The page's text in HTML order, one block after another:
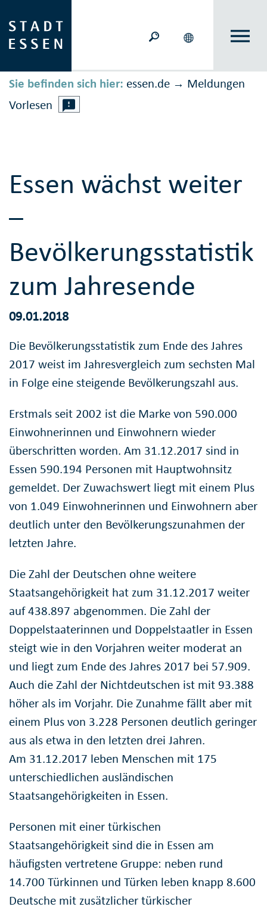
Sie befinden sich hier: essen.de → Meldungen
Vorlesen
Essen wächst weiter
–
Bevölkerungsstatistik
zum Jahresende
09.01.2018
Die Bevölkerungsstatistik zum Ende des Jahres
2017 weist im Jahresvergleich zum sechsten Mal
in Folge eine steigende Bevölkerungszahl aus.
Erstmals seit 2002 ist die Marke von 590.000
Einwohnerinnen und Einwohnern wieder
überschritten worden. Am 31.12.2017 sind in
Essen 590.194 Personen mit Hauptwohnsitz
gemeldet. Der Zuwachswert liegt mit einem Plus
von 1.049 Einwohnerinnen und Einwohnern aber
deutlich unter den Bevölkerungszunahmen der
letzten Jahre.
Die Zahl der Deutschen ohne weitere
Staatsangehörigkeit hat zum 31.12.2017 weiter
auf 438.897 abgenommen. Die Zahl der
Doppelstaaterinnen und Doppelstaatler in Essen
steigt wie in den Vorjahren weiter moderat an
und liegt zum Ende des Jahres 2017 bei 57.909.
Auch die Zahl der Nichtdeutschen ist mit 93.388
höher als im Vorjahr. Die Zunahme fällt aber mit
einem Plus von 3.228 Personen deutlich geringer
aus als etwa in den letzten drei Jahren.
Am 31.12.2017 leben Menschen mit 175
unterschiedlichen ausländischen
Staatsangehörigkeiten in Essen.
Personen mit einer türkischen
Staatsangehörigkeit sind die in Essen am
häufigsten vertretene Gruppe: neben rund
14.700 Türkinnen und Türken leben knapp 8.600
Deutsche mit zusätzlicher türkischer